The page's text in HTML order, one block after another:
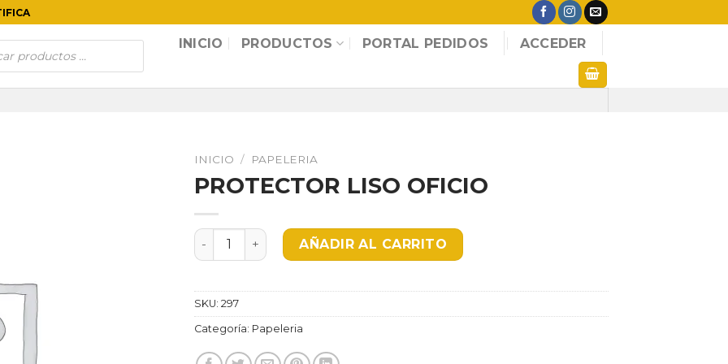
INICIO PRODUCTOS PORTAL PEDIDOS ACCEDER
INICIO / PAPELERIA
PROTECTOR LISO OFICIO
PROTECTOR LISO OFICIO cantidad
AÑADIR AL CARRITO
SKU: 297
Categoría: Papeleria